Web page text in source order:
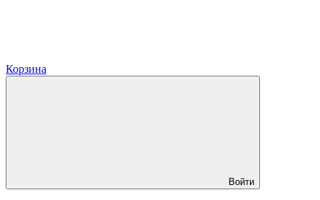
Корзина
Войти